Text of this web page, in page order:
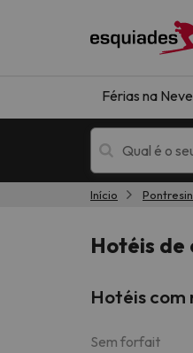
Férias na Neve
Início
Hotéis de
Hotéis com
Sem forfait